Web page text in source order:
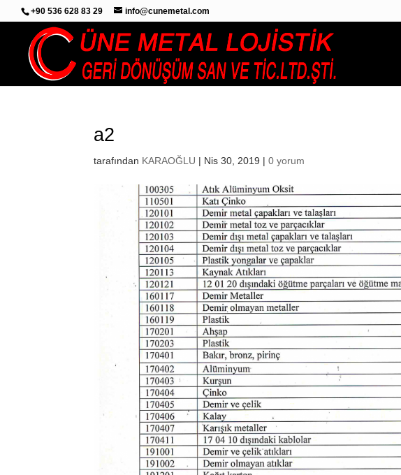
+90 536 628 83 29 info@cunemetal.com
a2
tarafından KARAOĞLU | Nis 30, 2019 |0 yorum